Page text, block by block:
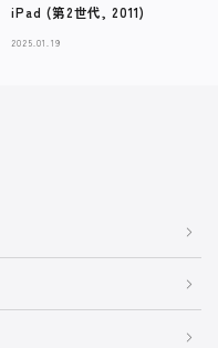
iPad (第2世代, 2011)
2025.01.19